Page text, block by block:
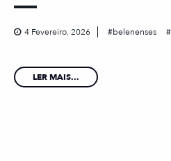
4 Fevereiro, 2026 belenenses
LER MAIS...